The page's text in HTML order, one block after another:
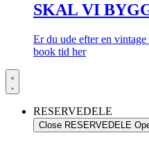
SKAL VI
Er du ude efter en
book tid her
RESERVEDELE
Close RESERVEDELE